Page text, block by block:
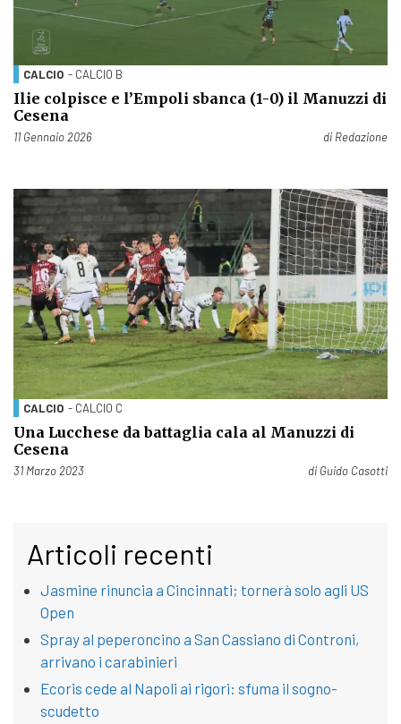
CALCIO - CALCIO B
Ilie colpisce e l’Empoli sbanca (1-0) il Manuzzi di
Cesena
Pubblicato il
11 Gennaio 2026 di Redazione
CALCIO - CALCIO C
Una Lucchese da battaglia cala al Manuzzi di
Cesena
Pubblicato il
31 Marzo 2023 di Guido Casotti
Articoli recenti
Jasmine rinuncia a Cincinnati; tornerà solo agli US
Open
Spray al peperoncino a San Cassiano di Controni,
arrivano i carabinieri
Ecoris cede al Napoli ai rigori: sfuma il sogno-
scudetto